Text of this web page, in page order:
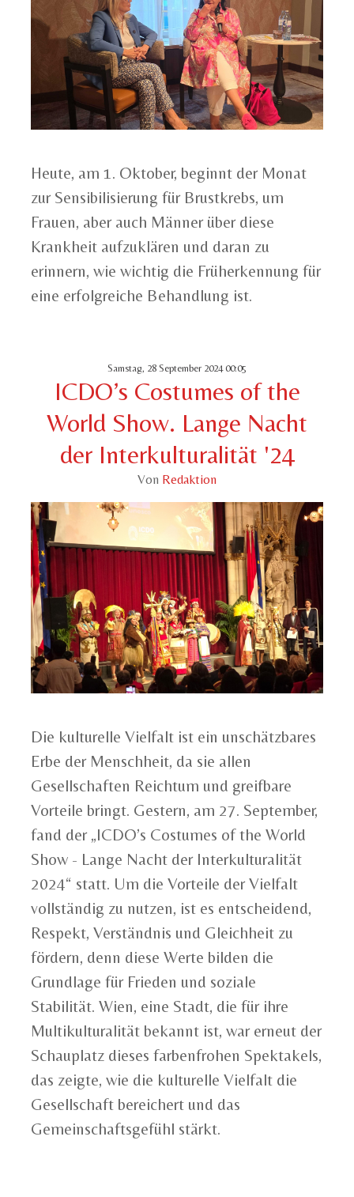
Heute, am 1. Oktober, beginnt der Monat
zur Sensibilisierung für Brustkrebs, um
Frauen, aber auch Männer über diese
Krankheit aufzuklären und daran zu
erinnern, wie wichtig die Früherkennung für
eine erfolgreiche Behandlung ist.
Samstag, 28 September 2024 00:05
ICDO’s Costumes of the
World Show. Lange Nacht
der Interkulturalität '24
Von Redaktion
Die kulturelle Vielfalt ist ein unschätzbares
Erbe der Menschheit, da sie allen
Gesellschaften Reichtum und greifbare
Vorteile bringt. Gestern, am 27. September,
fand der „ICDO’s Costumes of the World
Show - Lange Nacht der Interkulturalität
2024“ statt. Um die Vorteile der Vielfalt
vollständig zu nutzen, ist es entscheidend,
Respekt, Verständnis und Gleichheit zu
fördern, denn diese Werte bilden die
Grundlage für Frieden und soziale
Stabilität. Wien, eine Stadt, die für ihre
Multikulturalität bekannt ist, war erneut der
Schauplatz dieses farbenfrohen Spektakels,
das zeigte, wie die kulturelle Vielfalt die
Gesellschaft bereichert und das
Gemeinschaftsgefühl stärkt.